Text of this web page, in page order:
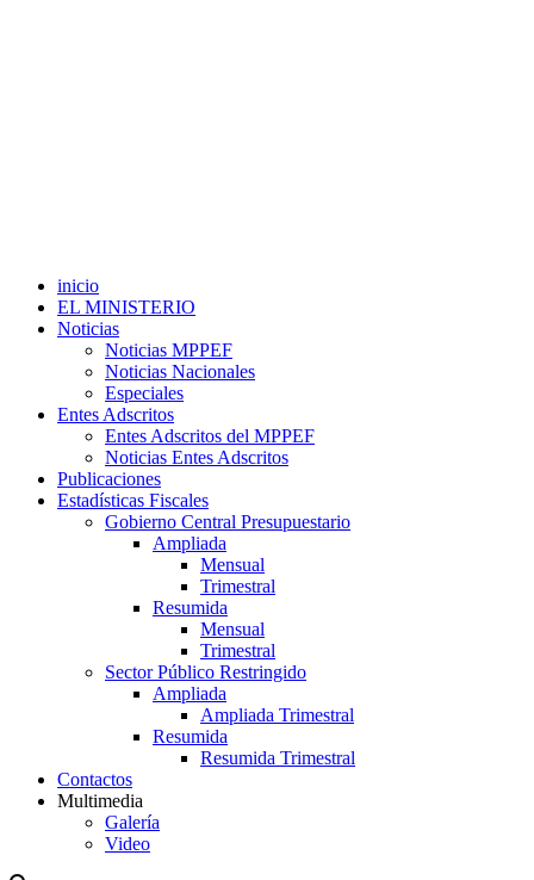
inicio
EL MINISTERIO
Noticias
Noticias MPPEF
Noticias Nacionales
Especiales
Entes Adscritos
Entes Adscritos del MPPEF
Noticias Entes Adscritos
Publicaciones
Estadísticas Fiscales
Gobierno Central Presupuestario
Ampliada
Mensual
Trimestral
Resumida
Mensual
Trimestral
Sector Público Restringido
Ampliada
Ampliada Trimestral
Resumida
Resumida Trimestral
Contactos
Multimedia
Galería
Video